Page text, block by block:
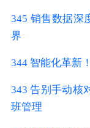
345 销售数据深
界
344 智能化革新
343 告别手动核
班管理